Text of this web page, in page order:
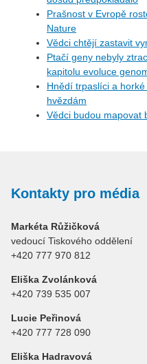
Prašnost v Evropě
Nature
Vědci chtějí zastavit
Ptačí geny nebyly
kapitolu evoluce
Hnědí trpaslíci a
hvězdám
Vědci budou mapovat
Kontakty pro média
Markéta Růžičková
vedoucí Tiskového oddělení
+420 777 970 812
Eliška Zvolánková
+420 739 535 007
Lucie Peřinová
+420 777 728 090
Eliška Hadravová